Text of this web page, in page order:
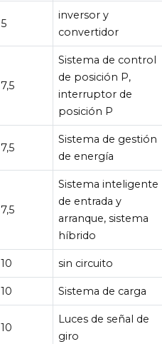
5
inversor y
convertidor
7,5
Sistema de control
de posición P,
interruptor de
posición P
7,5
Sistema de gestión
de energía
7,5
Sistema inteligente
de entrada y
arranque, sistema
híbrido
10 sin circuito
10 Sistema de carga
10
Luces de señal de
giro